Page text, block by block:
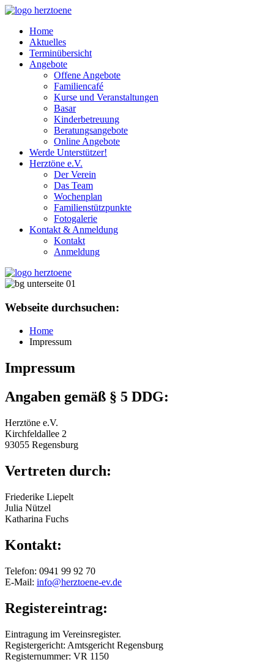
Home
Aktuelles
Terminübersicht
Angebote
Offene Angebote
Familiencafé
Kurse und Veranstaltungen
Basar
Kinderbetreuung
Beratungsangebote
Online Angebote
Werde Unterstützer!
Herztöne e.V.
Der Verein
Das Team
Wochenplan
Familienstützpunkte
Fotogalerie
Kontakt & Anmeldung
Kontakt
Anmeldung
Webseite durchsuchen:
Home
Impressum
Impressum
Angaben gemäß § 5 DDG:
Herztöne e.V.
Kirchfeldallee 2
93055 Regensburg
Vertreten durch:
Friederike Liepelt
Julia Nützel
Katharina Fuchs
Kontakt:
Telefon: 0941 99 92 70
E-Mail: info@herztoene-ev.de
Registereintrag:
Eintragung im Vereinsregister.
Registergericht: Amtsgericht Regensburg
Registernummer: VR 1150